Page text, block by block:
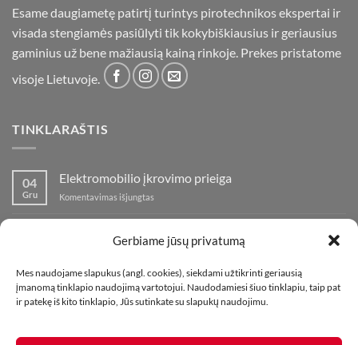
Gerbiame jūsų privatumą
Mes naudojame slapukus (angl. cookies), siekdami užtikrinti geriausią
įmanomą tinklapio naudojimą vartotojui. Naudodamiesi šiuo tinklapiu, taip pat
ir patekę iš kito tinklapio, Jūs sutinkate su slapukų naudojimu.
Esame daugiametę patirtį turintys pirotechnikos ekspertai ir
visada stengiamės pasiūlyti tik kokybiškiausius ir geriausius
gaminius už bene mažiausią kainą rinkoje. Prekes pristatome
visoje Lietuvoje.
TINKLARAŠTIS
04
Gru
Elektromobilio įkrovimo prieiga
Komentavimas išjungtas
prieiga
įraše
fejerverkų
parduotuvė
Klaipedoje!
01
Lap
Kaip fotografuoti fejerverkus
Komentavimas išjungtasįraše